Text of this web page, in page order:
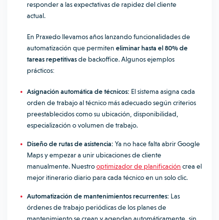
responder a las expectativas de rapidez del cliente
actual.
En Praxedo llevamos años lanzando funcionalidades de
automatización que permiten eliminar hasta el 80% de
tareas repetitivasde backoffice. Algunos ejemplos
prácticos:
Asignación automática de técnicos: El sistema asigna cada
orden de trabajo al técnico más adecuado según criterios
preestablecidos como su ubicación, disponibilidad,
especialización o volumen de trabajo.
Diseño de rutas de asistencia: Ya no hace falta abrir Google
Maps y empezar a unir ubicaciones de cliente
manualmente. Nuestrooptimizador de planificación crea el
mejor itinerario diario para cada técnico en un solo clic.
Automatización de mantenimientos recurrentes: Las
órdenes de trabajo periódicas de los planes de